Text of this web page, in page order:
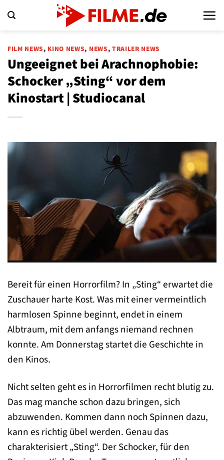
Inhalt
FILM NEWS, KINO NEWS, NEWS, TRAILER NEWS
Ungeeignet bei Arachnophobie:
Schocker „Sting“ vor dem
Kinostart | Studiocanal
Bereit für einen Horrorfilm? In „Sting“ erwartet die
Zuschauer harte Kost. Was mit einer vermeintlich
harmlosen Spinne beginnt, endet in einem
Albtraum, mit dem anfangs niemand rechnen
konnte. Am Donnerstag startet die Geschichte in
den Kinos.
Nicht selten geht es in Horrorfilmen recht blutig zu.
Das mag manche schon dazu bringen, sich
abzuwenden. Kommen dann noch Spinnen dazu,
kann es richtig übel werden. Genau das
charakterisiert „Sting“. Der Schocker, für den